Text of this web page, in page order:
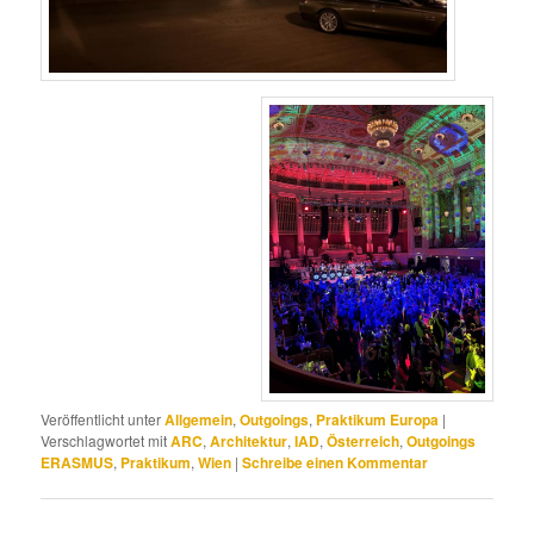
Veröffentlicht unterAllgemein,Outgoings, Praktikum Europa |
Verschlagwortet mitARC,Architektur,IAD,Österreich,Outgoings
ERASMUS, Praktikum,Wien |Schreibe einen Kommentar